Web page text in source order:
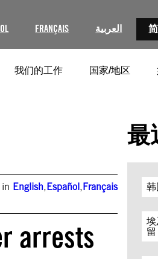
FRANÇAIS العربية
我们的工作 国家/地区
English,Español,Français
arrests
最